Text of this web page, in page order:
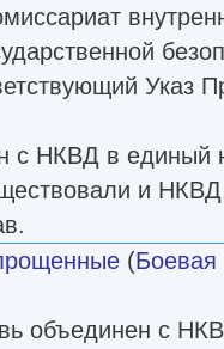
Указ
с НКВД в единый
и
(Боевая
объединен с